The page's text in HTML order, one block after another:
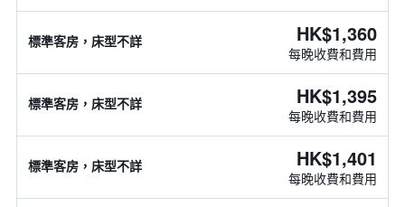
標準客房，床型不詳 HK$1,360
每晚收費和費用
標準客房，床型不詳 HK$1,395
每晚收費和費用
標準客房，床型不詳 HK$1,401
每晚收費和費用